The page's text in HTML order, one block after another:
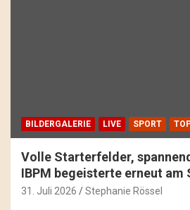
BILDERGALERIE LIVE SPORT
Volle Starterfelder,
IBPM begeisterte erneut am
31. Juli 2026 Stephanie Rössel